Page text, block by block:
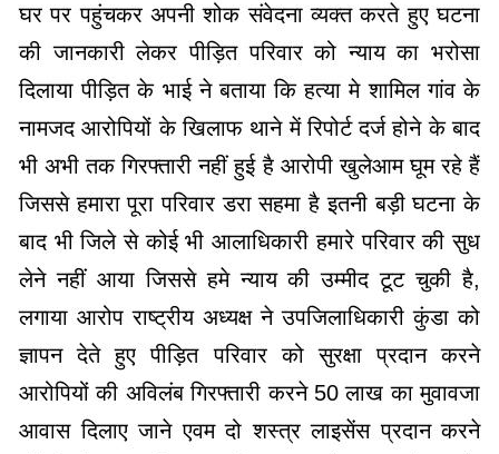
घर पर पहुंचकर अपनी शोक संवेदना व्यक्त करते हुए घटना
की जानकारी लेकर पीड़ित परिवार को न्याय का भरोसा
दिलाया पीड़ित के भाई ने बताया कि हत्या मे शामिल गांव के
नामजद आरोपियों के खिलाफ थाने में रिपोर्ट दर्ज होने के बाद
भी अभी तक गिरफ्तारी नहीं हुई है आरोपी खुलेआम घूम रहे हैं
जिससे हमारा पूरा परिवार डरा सहमा है इतनी बड़ी घटना के
बाद भी जिले से कोई भी आलाधिकारी हमारे परिवार की सुध
लेने नहीं आया जिससे हमे न्याय की उम्मीद टूट चुकी है,
लगाया आरोप राष्ट्रीय अध्यक्ष ने उपजिलाधिकारी कुंडा को
ज्ञापन देते हुए पीड़ित परिवार को सुरक्षा प्रदान करने
आरोपियों की अविलंब गिरफ्तारी करने 50 लाख का मुवावजा
आवास दिलाए जाने एवम दो शस्त्र लाइसेंस प्रदान करने